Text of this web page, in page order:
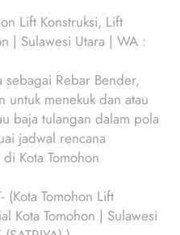
Lift Konstruksi, Lift
| Sulawesi Utara | WA :
Rebar Bender,
untuk menekuk dan atau
baja tulangan dalam pola
jadwal rencana
Kota Tomohon
(Kota Tomohon Lift
Kota Tomohon | Sulawesi